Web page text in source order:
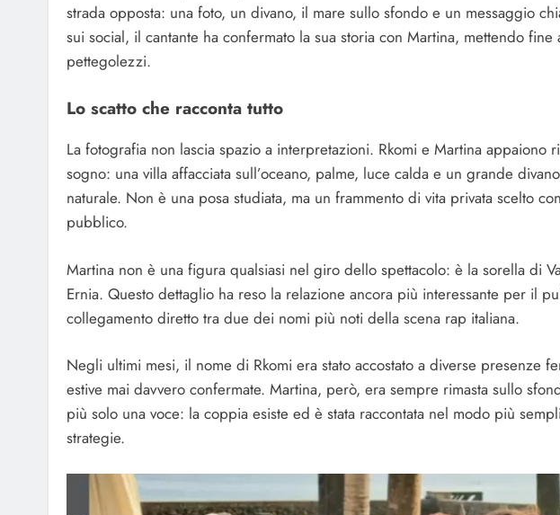
strada opposta: una foto, un divano, il mare sullo sfondo e un messaggio
sui social, il cantante ha confermato la sua storia con Martina, mettendo
pettegolezzi.
Lo scatto che racconta tutto
La fotografia non lascia spazio a interpretazioni. Rkomi e Martina appaiono
sogno: una villa affacciata sull’oceano, palme, luce calda e un grande
naturale. Non è una posa studiata, ma un frammento di vita privata scelto
pubblico.
Martina non è una figura qualsiasi nel giro dello spettacolo: è la sorella di
Ernia. Questo dettaglio ha reso la relazione ancora più interessante per il
collegamento diretto tra due dei nomi più noti della scena rap italiana.
Negli ultimi mesi, il nome di Rkomi era stato accostato a diverse presenze
estive mai davvero confermate. Martina, però, era sempre rimasta sullo
più solo una voce: la coppia esiste ed è stata raccontata nel modo più
strategie.